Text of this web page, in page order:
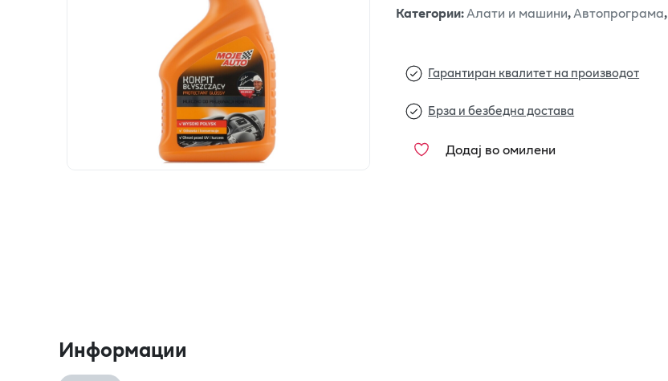
Категории:Алати и машини,Автопрограма,
Гарантиран квалитет на производот
Брза и безбедна достава
Додај во омилени
Информации